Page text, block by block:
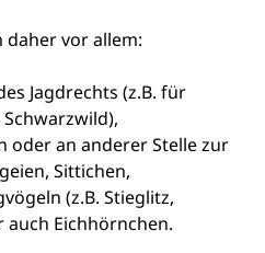
daher vor allem:
Jagdrechts (z.B. für
oder an anderer Stelle zur
Sittichen,
(z.B. Stieglitz,
auch Eichhörnchen.